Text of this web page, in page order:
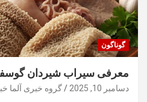
گوناگون
معرفی سیراب شیردان
دسامبر 10, 2025 گروه خبری آلما